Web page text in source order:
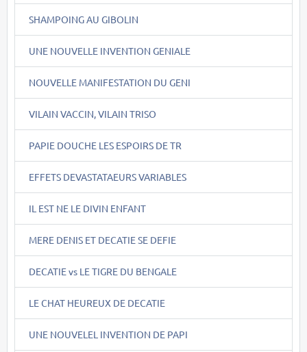
SHAMPOING AU GIBOLIN
UNE NOUVELLE INVENTION GENIALE
NOUVELLE MANIFESTATION DU GENI
VILAIN VACCIN, VILAIN TRISO
PAPIE DOUCHE LES ESPOIRS DE TR
EFFETS DEVASTATAEURS VARIABLES
IL EST NE LE DIVIN ENFANT
MERE DENIS ET DECATIE SE DEFIE
DECATIE vs LE TIGRE DU BENGALE
LE CHAT HEUREUX DE DECATIE
UNE NOUVELEL INVENTION DE PAPI